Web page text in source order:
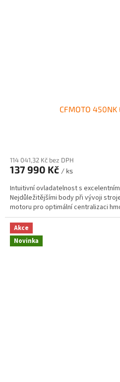
CFMOTO
114 041,32 Kč bez DPH
137 990 Kč / ks
Intuitivní ovladatelnost s
Nejdůležitějšími body při vývoji
motoru pro optimální centralizaci
Akce
Novinka